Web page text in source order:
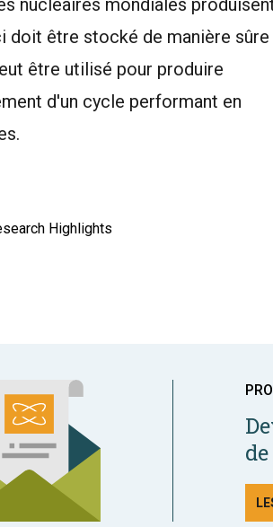
nucléaires mondiales
doit être stocké de manière sûre
être utilisé pour produire
d'un cycle performant en
Highlights